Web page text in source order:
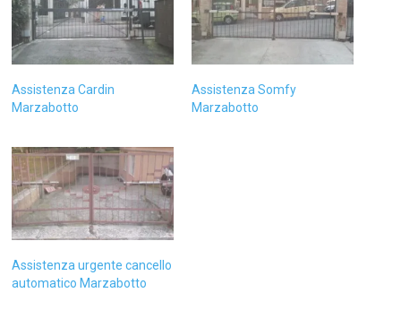
Assistenza Cardin
Marzabotto
Assistenza Somfy
Marzabotto
Assistenza urgente cancello
automatico Marzabotto